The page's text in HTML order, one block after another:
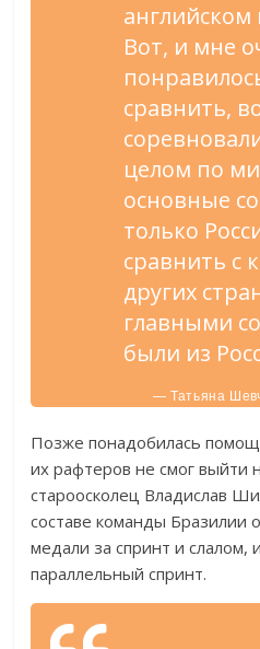
английском
Вот, и мне
сравнить,
целом по
основные
только
сравнить с
других
главными
были из
— Татьяна
Позже понадобилась
их рафтеров не смог выйти
староосколец Владислав
составе команды Бразилии
медали за спринт и слалом,
параллельный спринт.